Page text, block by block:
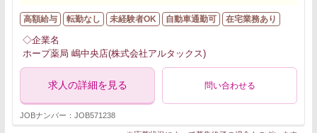
高額給与 転勤なし 未経験者OK 自動車通勤可 在宅業務あり
◇企業名
ホープ薬局 嶋中央店(株式会社アルタックス)
求人の詳細を見る 問い合わせる
JOBナンバー：JOB571238